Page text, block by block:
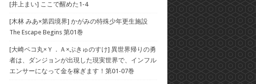
[井上まい] ここで醒めた1-4
[木林 みあ×第四境界] かがみの特殊少年更生施設
The Escape Begins 第01巻
[大崎ペコ丸×Ｙ．Ａ×ぷきゅのすけ] 異世界帰りの勇
者は、ダンジョンが出現した現実世界で、インフル
エンサーになって金を稼ぎます！第01-07巻